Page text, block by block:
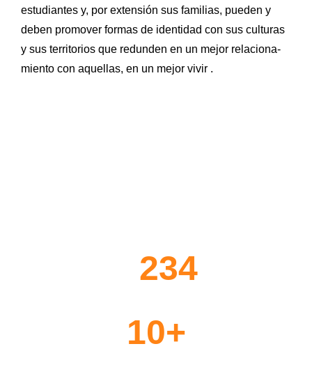
estudiantes y, por extensión sus familias, pueden y
deben promover formas de identidad con sus culturas
y sus territorios que redunden en un mejor relaciona-
miento con aquellas, en un mejor vivir .
234
10+